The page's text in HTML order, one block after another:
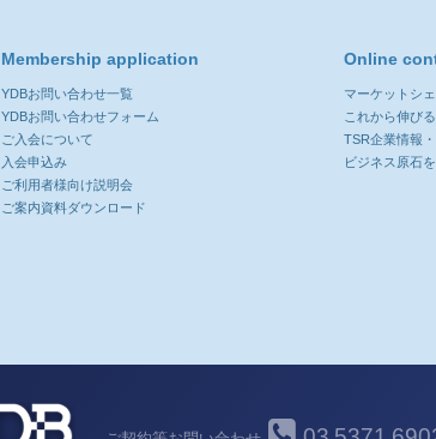
Membership application
YDBお問い合わせ一覧
YDBお問い合わせフォーム
ご入会について
入会申込み
ご利用者様向け説明会
ご案内資料ダウンロード
Online
マーケットシ
これから伸び
TSR企業情報
ビジネス原石